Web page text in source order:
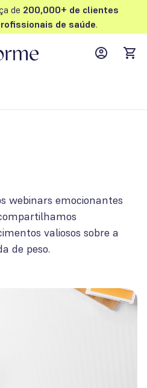
de 200,000+ de clientes
de saúde.
MyFFM
webinars emocionantes
valiosos sobre a
de peso.